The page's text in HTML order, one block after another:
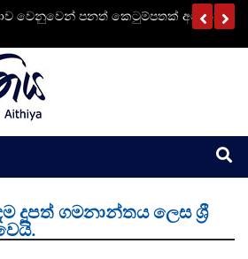
වෙනුවෙන් පනත් කෙටුම්පතක් අමාත්‍ය
දූපත් ගමනාන්තය ලෙස ශ්‍රී